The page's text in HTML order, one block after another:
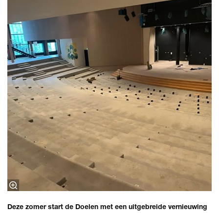
Deze zomer start de Doelen met een uitgebreide vernieuwing